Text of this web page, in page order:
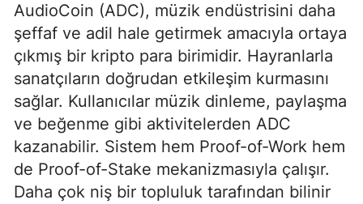
AudioCoin (ADC), müzik endüstrisini daha
şeffaf ve adil hale getirmek amacıyla ortaya
çıkmış bir kripto para birimidir. Hayranlarla
sanatçıların doğrudan etkileşim kurmasını
sağlar. Kullanıcılar müzik dinleme, paylaşma
ve beğenme gibi aktivitelerden ADC
kazanabilir. Sistem hem Proof-of-Work hem
de Proof-of-Stake mekanizmasıyla çalışır.
Daha çok niş bir topluluk tarafından bilinir